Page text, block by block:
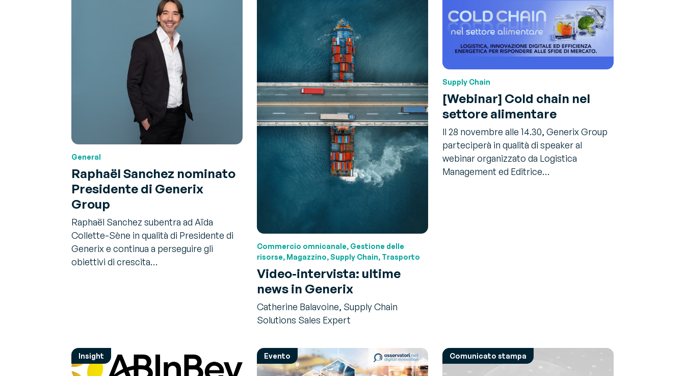
General
Raphaël Sanchez nominato
Presidente di Generix
Group
Raphaël Sanchez subentra ad Aïda
Collette-Sène in qualità di Presidente di
Generix e continua a perseguire gli
obiettivi di crescita…
Commercio omnicanale, Gestione delle
risorse, Magazzino, Supply Chain, Trasporto
Video-intervista: ultime
news in Generix
Catherine Balavoine, Supply Chain
Solutions Sales Expert
Supply Chain
[Webinar] Cold chain nel
settore alimentare
Il 28 novembre alle 14.30, Generix Group
parteciperà in qualità di speaker al
webinar organizzato da Logistica
Management ed Editrice…
Insight Evento Comunicato stampa